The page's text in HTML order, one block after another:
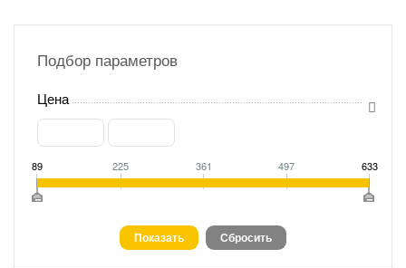
Подбор параметров
Цена
89 225 361 497 633